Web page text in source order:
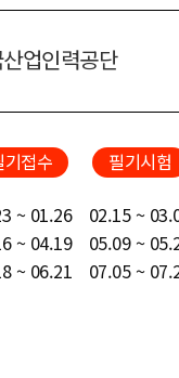
업인력공단
기접수 필기시험
~ 01.26
02.15 ~
~ 04.19
05.09 ~
~ 06.21
07.05 ~